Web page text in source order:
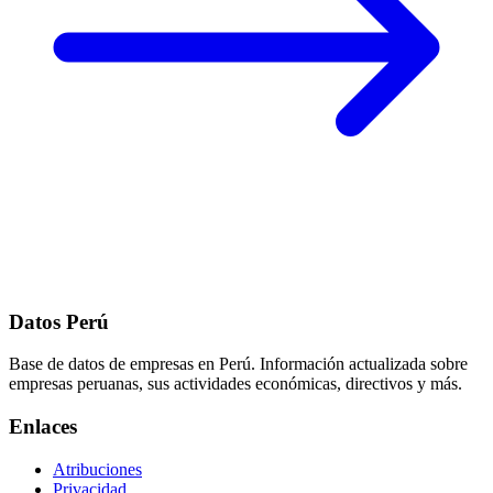
Datos Perú
Base de datos de empresas en Perú. Información actualizada sobre
empresas peruanas, sus actividades económicas, directivos y más.
Enlaces
Atribuciones
Privacidad